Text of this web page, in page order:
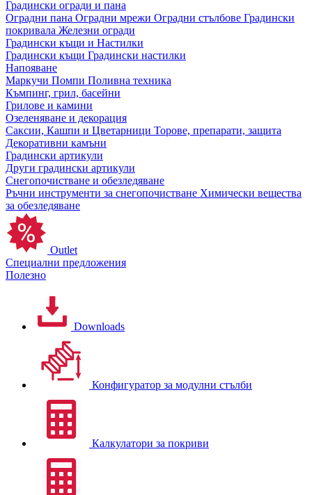
Градински огради и пана
Оградни пана Оградни мрежи Оградни стълбове Градински
покривала Железни огради
Градински къщи и Настилки
Градински къщи Градински настилки
Напояване
Маркучи Помпи Поливна техника
Къмпинг, грил, басейни
Грилове и камини
Озеленяване и декорация
Саксии, Кашпи и Цветарници Торове, препарати, защита
Декоративни камъни
Градински артикули
Други градински артикули
Снегопочистване и обезледяване
Ръчни инструменти за снегопочистване Химически вещества
за обезледяване
Outlet
Специални предложения
Полезно
Downloads
Конфигуратор за модулни стълби
Калкулатори за покриви